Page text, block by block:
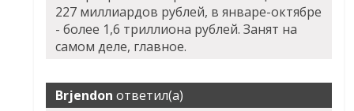
227 миллиардов рублей, в январе-октябре
- более 1,6 триллиона рублей. Занят на
самом деле, главное.
Brjendon ответил(а)